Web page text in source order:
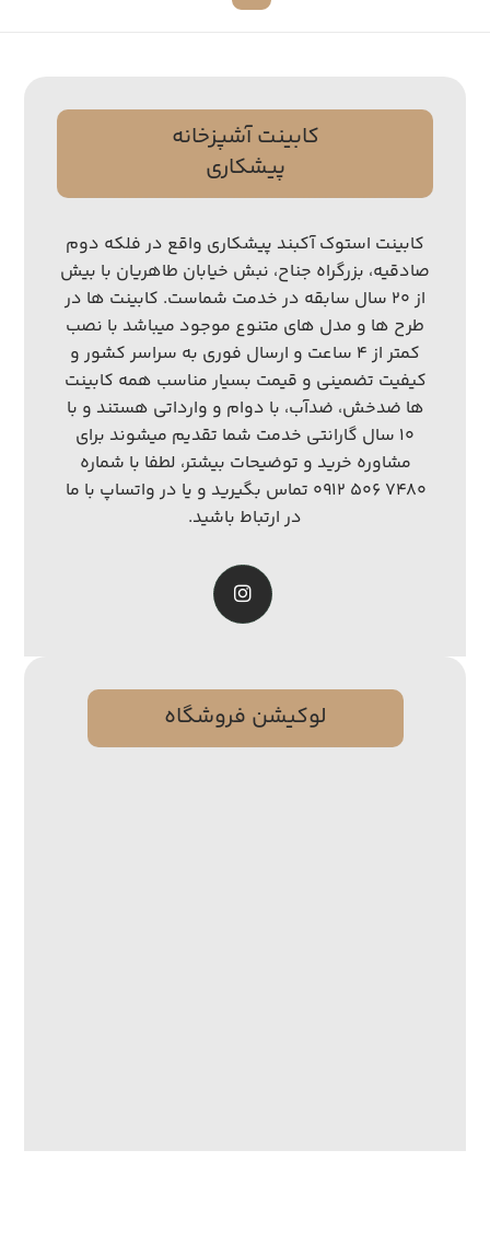
کابینت آشپزخانه
پیشکاری
کابینت استوک آکبند پیشکاری واقع در فلکه دوم
صادقیه، بزرگراه جناح، نبش خیابان طاهریان با بیش
از ۲۰ سال سابقه در خدمت شماست. کابینت ها در
طرح ها و مدل های متنوع موجود میباشد با نصب
کمتر از ۴ ساعت و ارسال فوری به سراسر کشور و
کیفیت تضمینی و قیمت بسیار مناسب همه کابینت
ها ضدخش، ضدآب، با دوام و وارداتی هستند و با
۱۰ سال گارانتی خدمت شما تقدیم میشوند برای
مشاوره خرید و توضیحات بیشتر، لطفا با شماره
۷۴۸۰ ۵۰۶ ۰۹۱۲ تماس بگیرید و یا در واتساپ با ما
در ارتباط باشید.
لوکیشن فروشگاه